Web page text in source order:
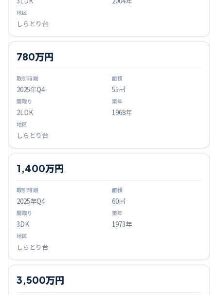
しらとり台
2025年Q4
780万円
55㎡
2LDK 1968年
しらとり台
2025年Q4
1,400万円
60㎡
3DK 1973年
しらとり台
3,500万円